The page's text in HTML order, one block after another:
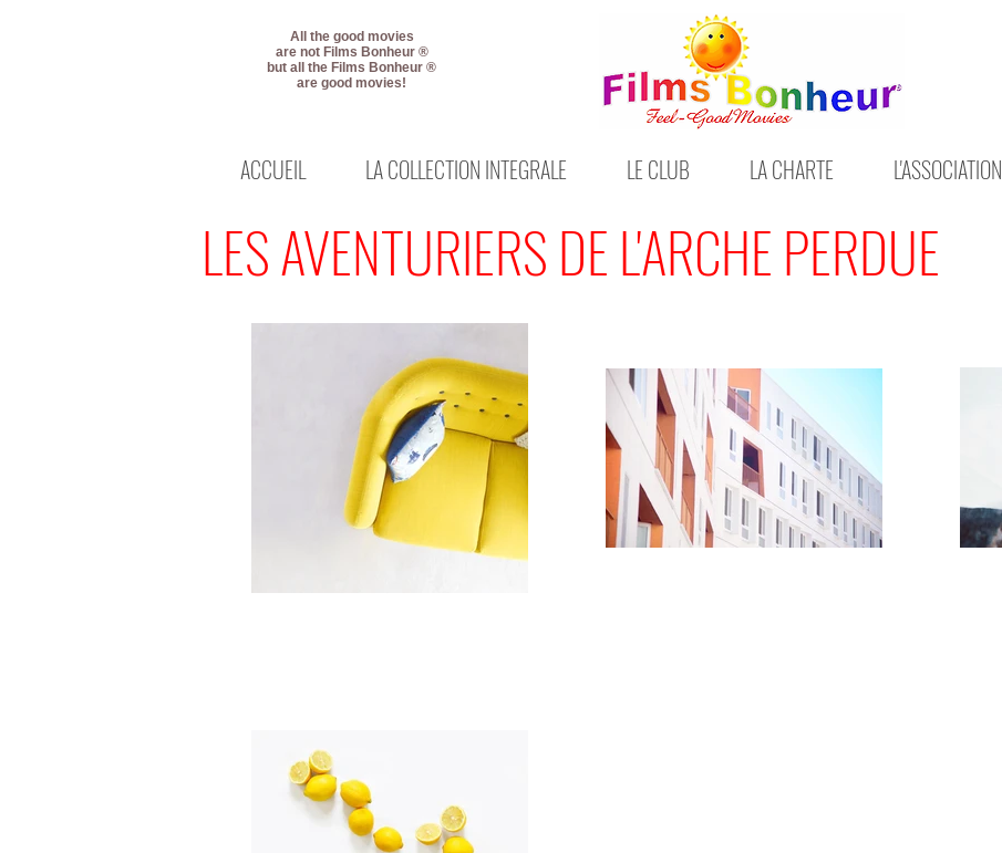
All the good movies
are not Films Bonheur ®
but all the Films Bonheur ®
are good movies!
ACCUEIL LA COLLECTION INTEGRALE LE CLUB LA CHARTE L'ASSOCIATION
LES AVENTURIERS DE L'ARCHE PERDUE